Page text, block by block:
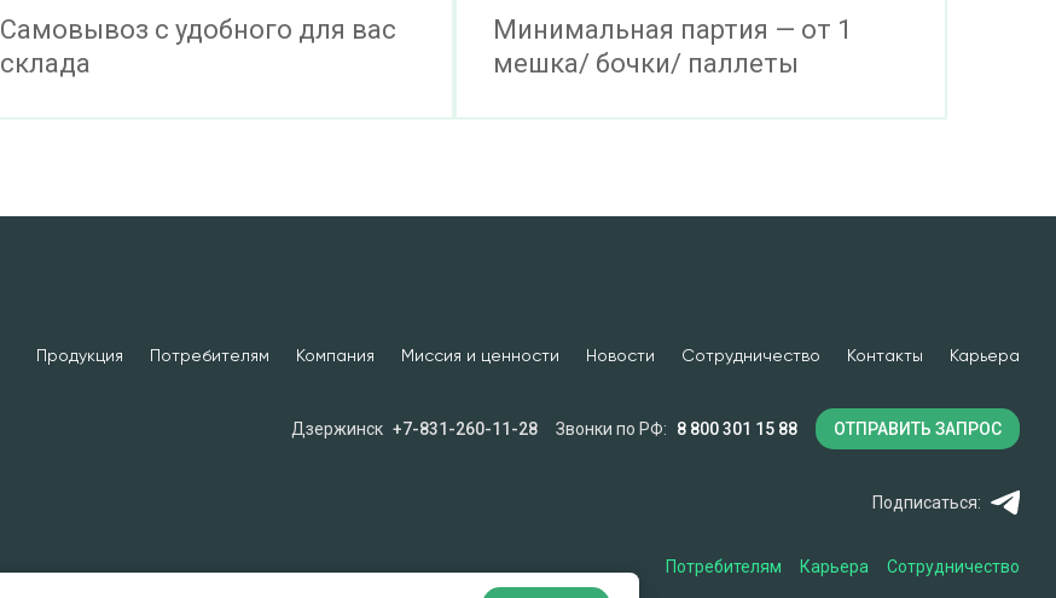
Самовывоз с удобного для вас
склада
Минимальная партия — от 1
мешка/ бочки/ паллеты
Продукция Потребителям Компания Миссия и ценности Новости Сотрудничество Контакты Карьера
Дзержинск +7-831-260-11-28 Звонки по РФ: 8 800 301 15 88 ОТПРАВИТЬ ЗАПРОС
Подписаться:
Потребителям Карьера Сотрудничество